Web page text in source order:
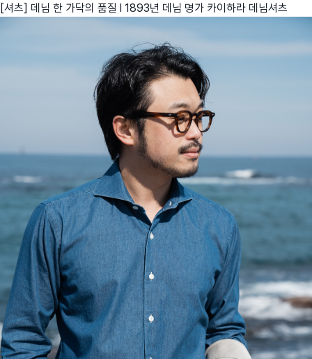
[셔츠] 데님 한 가닥의 품질 l 1893년 데님 명가 카이하라 데님셔츠